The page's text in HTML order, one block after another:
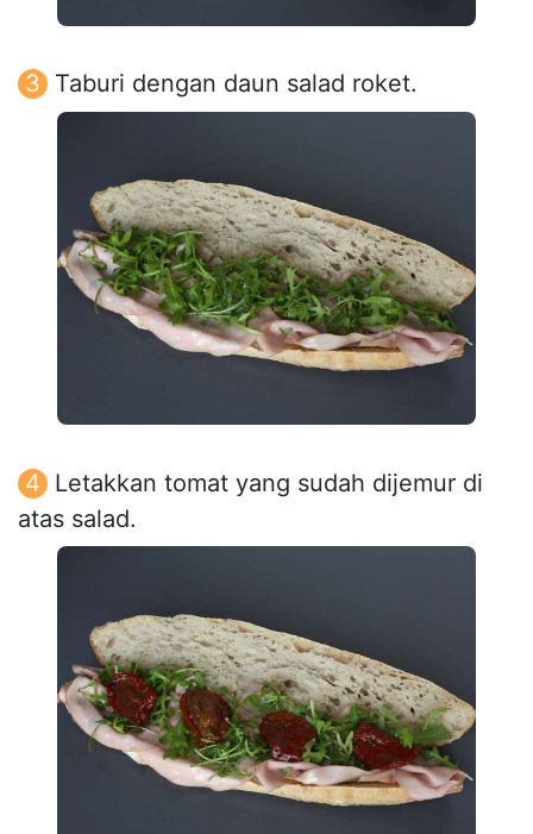
Taburi dengan daun salad roket.
Letakkan tomat yang sudah dijemur di
atas salad.